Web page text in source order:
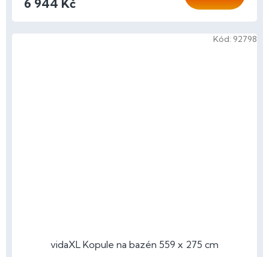
6 944 Kč
vidaXL Kopule na bazén 559 x 275 cm
Kód: 92798